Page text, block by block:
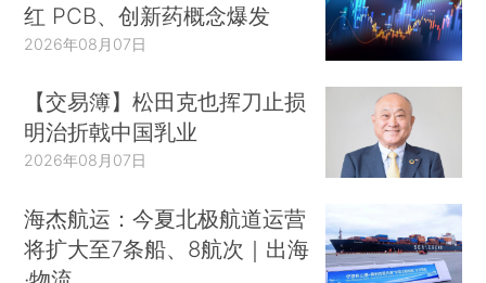
红 PCB、创新药概念爆发
2026年08月07日
【交易簿】松田克也挥刀止损
明治折戟中国乳业
2026年08月07日
海杰航运：今夏北极航道运营
将扩大至7条船、8航次｜出海